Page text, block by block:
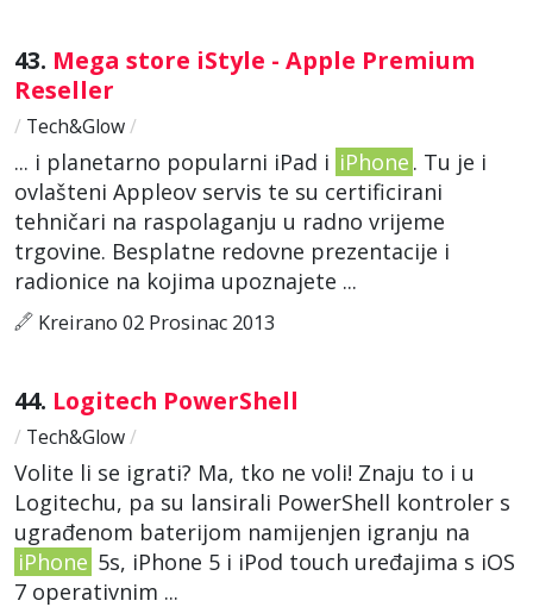
43. Mega store iStyle - Apple Premium
Reseller
/ Tech&Glow/
... i planetarno popularni iPad i iPhone . Tu je i
ovlašteni Appleov servis te su certificirani
tehničari na raspolaganju u radno vrijeme
trgovine. Besplatne redovne prezentacije i
radionice na kojima upoznajete ...
Kreirano 02 Prosinac 2013
44. Logitech PowerShell
/ Tech&Glow/
Volite li se igrati? Ma, tko ne voli! Znaju to i u
Logitechu, pa su lansirali PowerShell kontroler s
ugrađenom baterijom namijenjen igranju na
iPhone 5s, iPhone 5 i iPod touch uređajima s iOS
7 operativnim ...